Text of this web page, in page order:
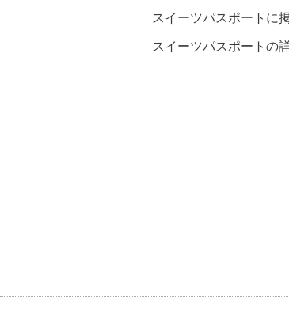
スイーツパスポートに
スイーツパスポートの